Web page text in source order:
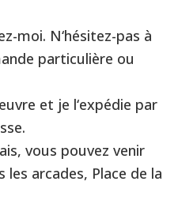
moi. N‘hésitez-pas à
particulière ou
et je l‘expédie par
vous pouvez venir
arcades, Place de la